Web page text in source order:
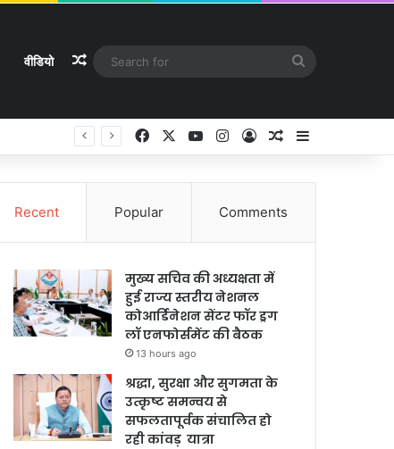
वीडियो Random Article
Facebook YouTubeInstagram
Log InRandom Article
Recent Popular Comments
मुख्य सचिव की अध्यक्षता में
हुई राज्य स्तरीय नेशनल
कोआर्डिनेशन सेंटर फॉर ड्रग
लॉ एनफोर्समेंट की बैठक
13 hours ago
श्रद्धा, सुरक्षा और सुगमता के
उत्कृष्ट समन्वय से
सफलतापूर्वक संचालित हो
रही कांवड़ यात्रा